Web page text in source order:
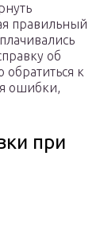
правильный
об
к
ошибки,
при